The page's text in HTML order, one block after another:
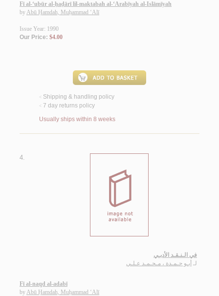
Fī al-‘ubūr al-ḥaḍārī lil-maktabah al-‘Arabīyah al-Islāmīyah
byAbū Ḥamdah, Muḥammad ‘Alī
Issue Year: 1990
Our Price: $4.00
< Shipping & handling policy
< 7 day returns policy
Usually ships within 8 weeks
4.
في الـنـقـد الأدبـي
لـ أبـو حـمـدة ، مـحـمـد عـلـي
Fī al-naqd al-adabī
byAbū Ḥamdah, Muḥammad ‘Alī